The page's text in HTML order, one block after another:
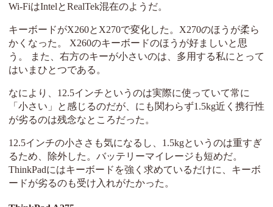
Wi-FiはIntelとRealTek混在のようだ。
キーボードがX260とX270で変化した。X270のほうが柔ら
かくなった。 X260のキーボードのほうが好ましいと思
う。 また、右方のキーが小さいのは、多用する私にとって
はいまひとつである。
なにより、12.5インチというのは実際に使っていて常に
「小さい」と感じるのだが、にも関わらず1.5kg近く携行性
が劣るのは残念なところだった。
12.5インチの小ささも気になるし、1.5kgというのは重すぎ
るため、除外した。バッテリーマイレージも短めだ。
ThinkPadにはキーボードを強く求めているだけに、キーボ
ードが劣るのも受け入れがたかった。